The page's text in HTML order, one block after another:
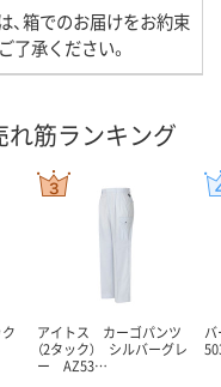
、箱でのお届けをお約束
了承ください。
れ筋ランキング
アイトス カーゴパンツ
（2タック） シルバーグレ
ー AZ53…